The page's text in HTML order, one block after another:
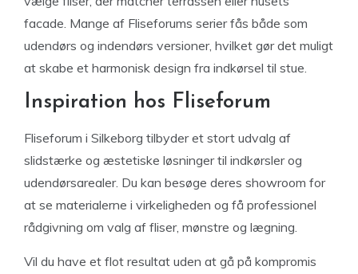
facade. Mange af Fliseforums serier fås både som
udendørs og indendørs versioner, hvilket gør det muligt
at skabe et harmonisk design fra indkørsel til stue.
Inspiration hos Fliseforum
Fliseforum i Silkeborg tilbyder et stort udvalg af
slidstærke og æstetiske løsninger til indkørsler og
udendørsarealer. Du kan besøge deres showroom for
at se materialerne i virkeligheden og få professionel
rådgivning om valg af fliser, mønstre og lægning.
Vil du have et flot resultat uden at gå på kompromis